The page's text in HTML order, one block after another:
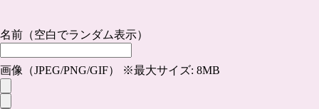
名前（空白でランダム表示）
画像（JPEG/PNG/GIF） ※最大サイズ: 8MB